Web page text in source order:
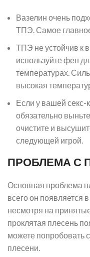
Вазелин очень
ТПЭ. Самое
ТПЭ не устойчив к
используйте фен
температурах.
высокая
Если у вашей секс-
обязательно
очистите и
следующей игрой.
ПРОБЛЕМА С
Основная проблема
всего он появляется
несмотря на
проклятая плесень
можете попробовать
плесени.